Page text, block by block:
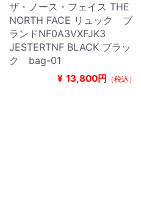
ザ・ノース・フェイス THE
NORTH FACE リュック ブ
ランドNF0A3VXFJK3
JESTERTNF BLACK ブラッ
ク bag-01
¥ 13,800円 （税込）